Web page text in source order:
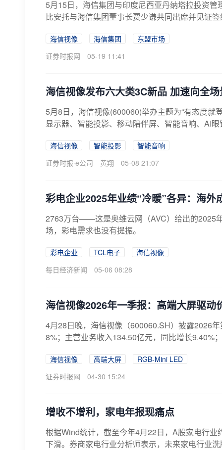
5月15日，海信集团与印度尼西亚丹纳塔拉投资
比安托与海信集团董事长贾少谦共同出席并见证
海信视像 海信集团
东盟市场
证券时报网
05-19 11:41
海信视像发布六大类3C新品 加速向全
5月8日，海信视像(600060)举办主题为“有态度就
显示器、智能投影、移动陪伴屏、智能音响、AI
海信视像 智能投影
智能音响
证券时报·e公司
黄翔 05-08 21:07
彩电企业2025年业绩“冷暖”各异：海
2763万台——这是奥维云网（AVC）给出的2025
场，彩电需求也没有提振。
彩电企业 TCL电子
海信视像
每日经济新闻
05-06 08:28
海信视像2026年一季报：高端大屏驱
4月28日晚，海信视像（600060.SH）披露2026
8%；主营业务收入134.50亿元，同比增长9.40%
海信视像 高端大屏
RGB-Mini LED
证券时报网
04-30 15:24
增收不增利，家电年报现痛点
根据Wind统计，截至今年4月22日，A股家电行
下滑。券商家电行业分析师表示，未来家电行业